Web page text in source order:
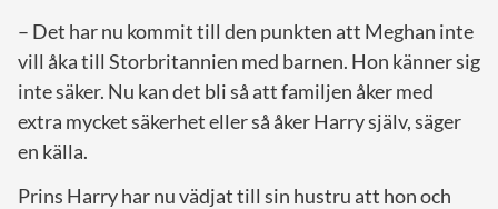
– Det har nu kommit till den punkten att Meghan inte
vill åka till Storbritannien med barnen. Hon känner sig
inte säker. Nu kan det bli så att familjen åker med
extra mycket säkerhet eller så åker Harry själv, säger
en källa.
Prins Harry har nu vädjat till sin hustru att hon och